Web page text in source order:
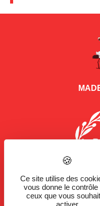
Ce site utilise des
vous donne le contrôle
ceux que vous
activer